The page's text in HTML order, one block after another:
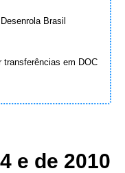
Brasil
transferências em DOC
e de 2010